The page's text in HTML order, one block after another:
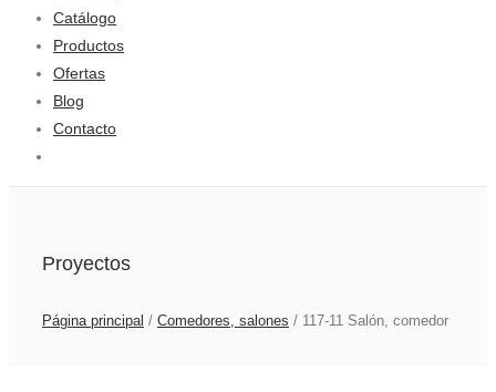
Catálogo
Productos
Ofertas
Blog
Contacto
Proyectos
Página principal / Comedores, salones / 117-11 Salón, comedor